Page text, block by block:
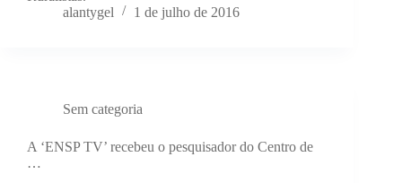
alantygel
1 de julho de 2016
Sem categoria
A ‘ENSP TV’ recebeu o pesquisador do Centro de
…